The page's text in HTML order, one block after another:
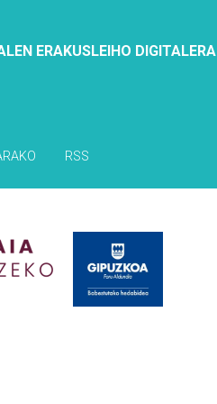
ERAKUSLEIHO DIGITALERA
RSS